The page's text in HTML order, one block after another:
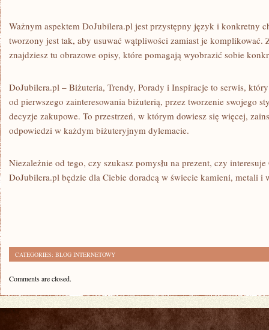
Ważnym aspektem DoJubilera.pl jest przystępny język i konkretny
tworzony jest tak, aby usuwać wątpliwości zamiast je komplikować.
znajdziesz tu obrazowe opisy, które pomagają wyobrazić sobie
DoJubilera.pl – Biżuteria, Trendy, Porady i Inspiracje to serwis,
od pierwszego zainteresowania biżuterią, przez tworzenie swojego
decyzje zakupowe. To przestrzeń, w którym dowiesz się więcej,
odpowiedzi w każdym biżuteryjnym dylemacie.
Niezależnie od tego, czy szukasz pomysłu na prezent, czy
DoJubilera.pl będzie dla Ciebie doradcą w świecie kamieni, metali i
CATEGORIES: BLOG INTERNETOWY
Comments are closed.